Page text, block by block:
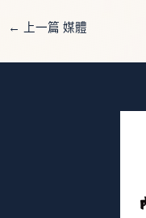
← 上一篇 媒體